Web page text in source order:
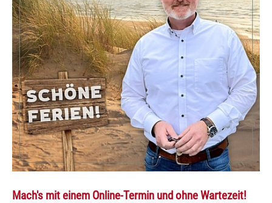
Mach's mit einem Online-Termin und ohne Wartezeit!